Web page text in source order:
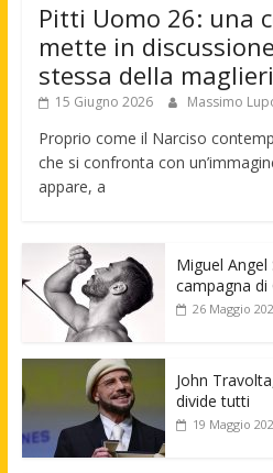
Pitti Uomo 26: una
mette in
stessa della
15 Giugno 2026 Massimo
Proprio come il Narciso
che si confronta con
appare, a
Miguel Angel
campagna di
26 Maggio
John
divide tutti
19 Maggio